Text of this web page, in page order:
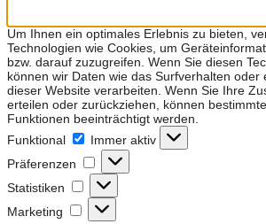
Um Ihnen ein optimales Erlebnis zu bieten,
Technologien wie Cookies, um
bzw. darauf zuzugreifen. Wenn Sie diesen
können wir Daten wie das Surfverhalten oder
dieser Website verarbeiten. Wenn Sie Ihre
erteilen oder zurückziehen, können
Funktionen beeinträchtigt werden.
Funktional
Funktional
Immer aktiv
Präferenzen
Präferenzen
Statistiken
Statistiken
Marketing
Marketing